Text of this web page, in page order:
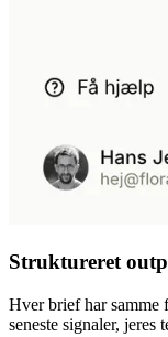
Struktureret
Hver brief har samme
seneste signaler, jeres